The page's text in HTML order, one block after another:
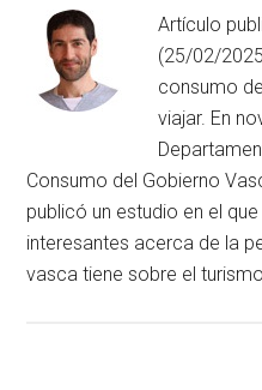
Artículo
(25/02/
consumo
viajar. En
Consumo del Gobierno
publicó un estudio en el
interesantes acerca de la
vasca tiene sobre el